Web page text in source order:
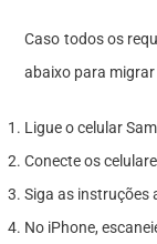
Caso todos os
abaixo para
Ligue o celular
Conecte os
Siga as instruções
No iPhone,